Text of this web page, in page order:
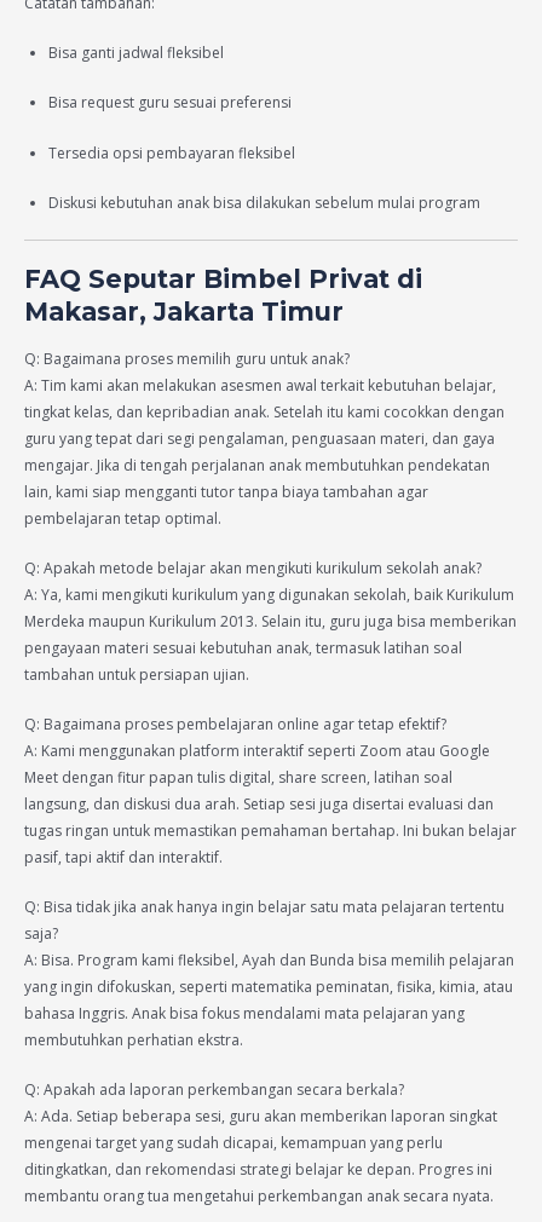
Bisa ganti jadwal fleksibel
Bisa request guru sesuai preferensi
Tersedia opsi pembayaran fleksibel
Diskusi kebutuhan anak bisa dilakukan sebelum mulai program
FAQ Seputar Bimbel Privat di
Makasar, Jakarta Timur
Q: Bagaimana proses memilih guru untuk anak?
A: Tim kami akan melakukan asesmen awal terkait kebutuhan belajar,
tingkat kelas, dan kepribadian anak. Setelah itu kami cocokkan dengan
guru yang tepat dari segi pengalaman, penguasaan materi, dan gaya
mengajar. Jika di tengah perjalanan anak membutuhkan pendekatan
lain, kami siap mengganti tutor tanpa biaya tambahan agar
pembelajaran tetap optimal.
Q: Apakah metode belajar akan mengikuti kurikulum sekolah anak?
A: Ya, kami mengikuti kurikulum yang digunakan sekolah, baik Kurikulum
Merdeka maupun Kurikulum 2013. Selain itu, guru juga bisa memberikan
pengayaan materi sesuai kebutuhan anak, termasuk latihan soal
tambahan untuk persiapan ujian.
Q: Bagaimana proses pembelajaran online agar tetap efektif?
A: Kami menggunakan platform interaktif seperti Zoom atau Google
Meet dengan fitur papan tulis digital, share screen, latihan soal
langsung, dan diskusi dua arah. Setiap sesi juga disertai evaluasi dan
tugas ringan untuk memastikan pemahaman bertahap. Ini bukan belajar
pasif, tapi aktif dan interaktif.
Q: Bisa tidak jika anak hanya ingin belajar satu mata pelajaran tertentu
saja?
A: Bisa. Program kami fleksibel, Ayah dan Bunda bisa memilih pelajaran
yang ingin difokuskan, seperti matematika peminatan, fisika, kimia, atau
bahasa Inggris. Anak bisa fokus mendalami mata pelajaran yang
membutuhkan perhatian ekstra.
Q: Apakah ada laporan perkembangan secara berkala?
A: Ada. Setiap beberapa sesi, guru akan memberikan laporan singkat
mengenai target yang sudah dicapai, kemampuan yang perlu
ditingkatkan, dan rekomendasi strategi belajar ke depan. Progres ini
membantu orang tua mengetahui perkembangan anak secara nyata.